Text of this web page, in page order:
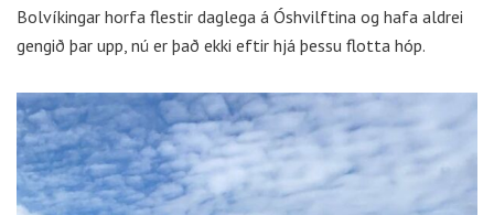
Bolvíkingar horfa flestir daglega á Óshvilftina og hafa aldrei
gengið þar upp, nú er það ekki eftir hjá þessu flotta hóp.